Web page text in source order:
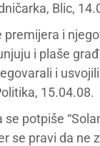
Blic,
premijera i
i plaše
i
15.04.08.
potpiše
se pravi da ne